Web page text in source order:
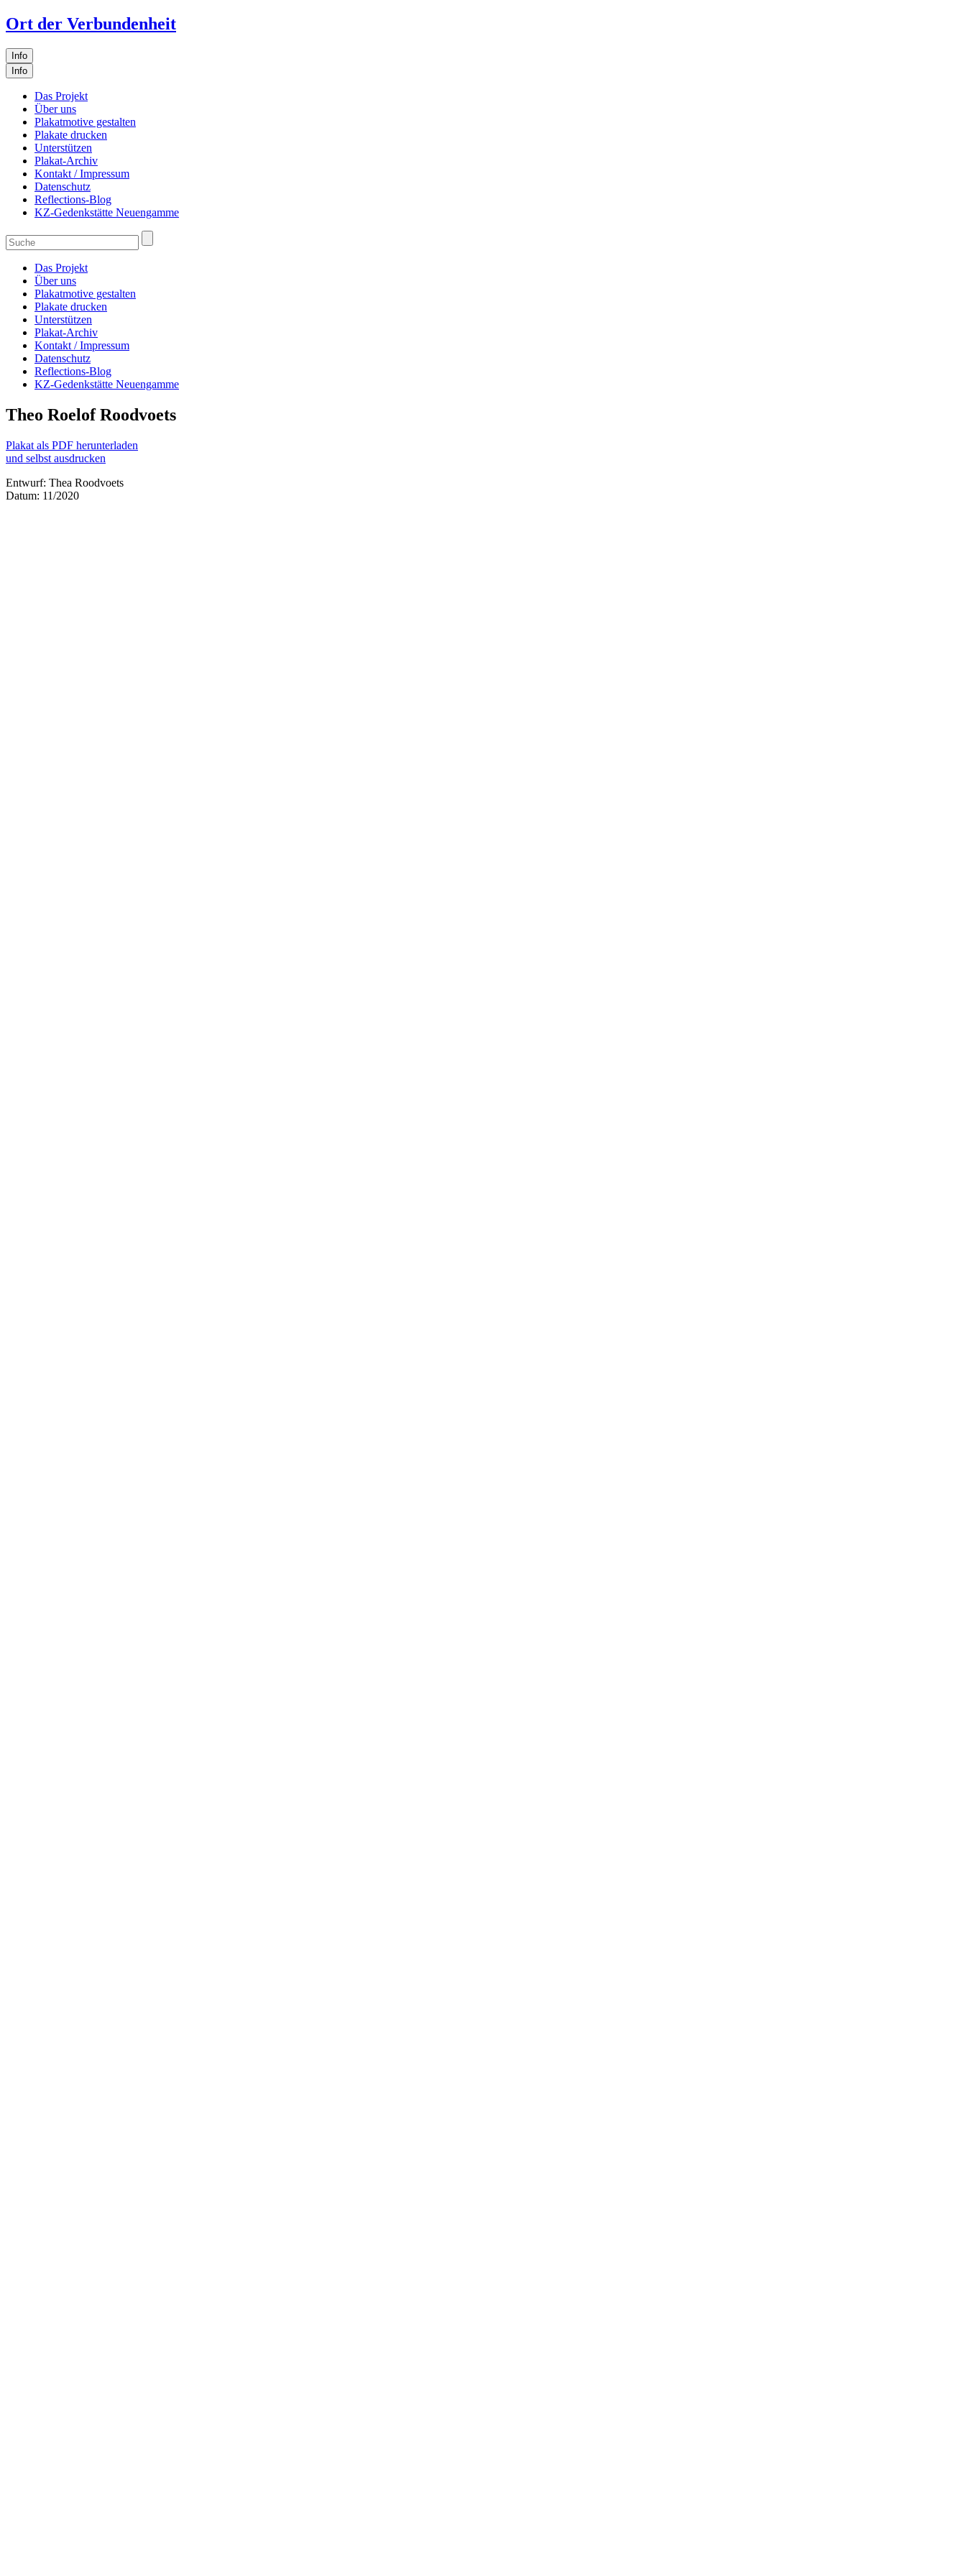
Ort der Verbundenheit
Info
Info
Das Projekt
Über uns
Plakatmotive gestalten
Plakate drucken
Unterstützen
Plakat-Archiv
Kontakt / Impressum
Datenschutz
Reflections-Blog
KZ-Gedenkstätte Neuengamme
Das Projekt
Über uns
Plakatmotive gestalten
Plakate drucken
Unterstützen
Plakat-Archiv
Kontakt / Impressum
Datenschutz
Reflections-Blog
KZ-Gedenkstätte Neuengamme
Theo Roelof Roodvoets
Plakat als PDF herunterladen
und selbst ausdrucken
Entwurf: Thea Roodvoets
Datum: 11/2020